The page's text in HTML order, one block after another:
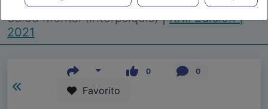
necesidades del paciente.
Internacional de Psiquiatría, Psicología y
Salud Mental (Interpsiquis)|XXII Edición |
2021
0 0
Favorito